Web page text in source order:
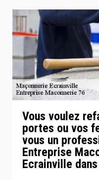
Vous voulez
portes ou vos
vous un
Entreprise
Ecrainville